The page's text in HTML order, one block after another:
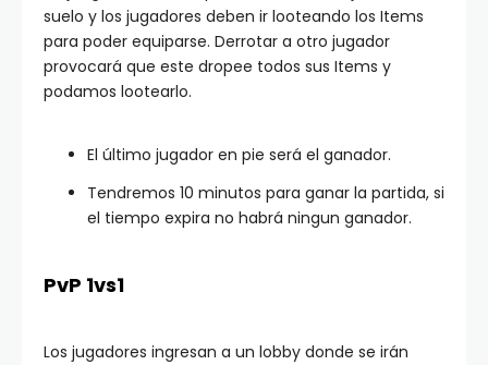
suelo y los jugadores deben ir looteando los Items
para poder equiparse. Derrotar a otro jugador
provocará que este dropee todos sus Items y
podamos lootearlo.
El último jugador en pie será el ganador.
Tendremos 10 minutos para ganar la partida, si
el tiempo expira no habrá ningun ganador.
PvP 1vs1
Los jugadores ingresan a un lobby donde se irán